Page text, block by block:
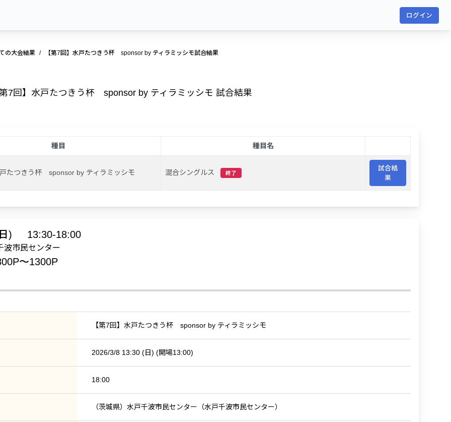
ログイン
の大会結果 【第7回】水戸たつきう杯 sponsor by ティラミッシモ試合結果
7回】水戸たつきう杯 sponsor by ティラミッシモ 試合結果
種目 種目名
たつきう杯 sponsor by ティラミッシモ 混合シングルス 終了
試合結
果
) 13:30-18:00
波市民センター
〜1300P
【第7回】水戸たつきう杯 sponsor by ティラミッシモ
2026/3/8 13:30 (日) (開場13:00)
18:00
（茨城県）水戸千波市民センター（水戸千波市民センター）